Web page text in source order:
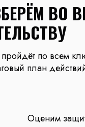
по всем
план
Оценим